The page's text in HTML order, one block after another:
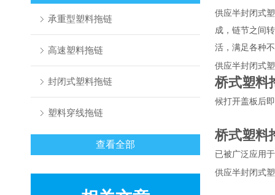
承重型塑料拖链
高速塑料拖链
封闭式塑料拖链
塑料穿线拖链
查看全部
供应半封闭式
成，链节之间
活，满足各种
供应半封闭式
桥式塑料
候打开盖板后
桥式塑料
已被广泛应用
供应半封闭式